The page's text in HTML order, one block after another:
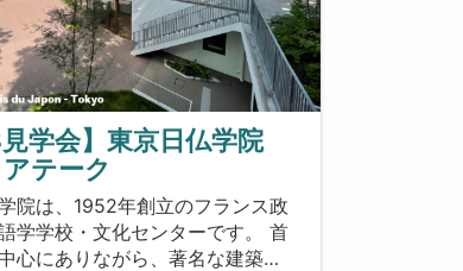
見学会】東京日仏学院
テーク
院は、1952年創立のフランス政
学学校・文化センターです。 首
心にありながら、著名な建築…